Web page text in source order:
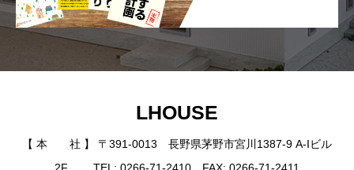
LHOUSE
【 本 社 】 〒391-0013 長野県茅野市宮川1387-9 A-Iビル